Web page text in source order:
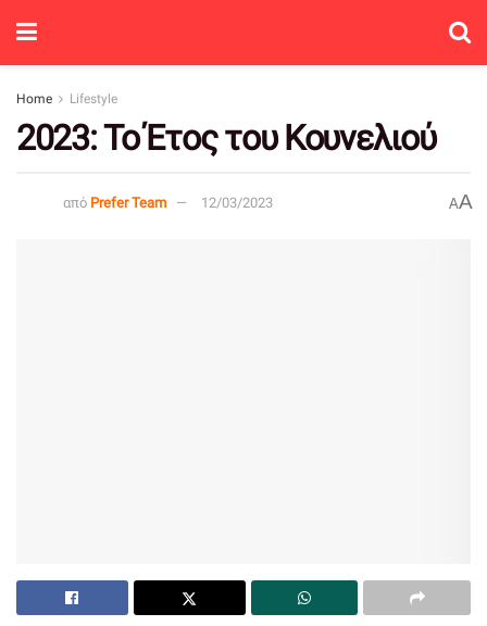
Home Lifestyle
2023: Το Έτος του Κουνελιού
από Prefer Team 12/03/2023 AA